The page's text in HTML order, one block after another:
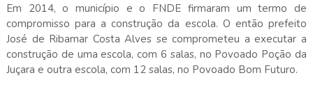
Em 2014, o município e o FNDE firmaram um termo de
compromisso para a construção da escola. O então prefeito
José de Ribamar Costa Alves se comprometeu a executar a
construção de uma escola, com 6 salas, no Povoado Poção da
Juçara e outra escola, com 12 salas, no Povoado Bom Futuro.